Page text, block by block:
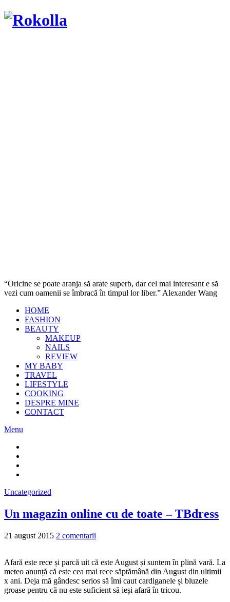
“Oricine se poate aranja să arate superb, dar cel mai interesant e să
vezi cum oamenii se îmbracă în timpul lor liber.” Alexander Wang
HOME
FASHION
BEAUTY
MAKEUP
NAILS
REVIEW
MY BABY
TRAVEL
LIFESTYLE
COOKING
DESPRE MINE
CONTACT
Menu
Uncategorized
Un magazin online cu de toate – TBdress
21 august 2015 2 comentarii
Afară este rece și parcă uit că este August și suntem în plină vară. La
meteo anunță că este cea mai rece săptămână din August din ultimii
x ani. Deja mă gândesc serios să îmi caut cardiganele și bluzele
groase pentru că nu este suficient să ieși afară în tricou.